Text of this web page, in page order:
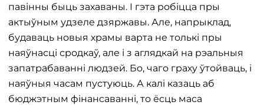
павінны быць захаваны. І гэта робіцца пры
актыўным удзеле дзяржавы. Але, напрыклад,
будаваць новыя храмы варта не толькі пры
наяўнасці сродкаў, але і з аглядкай на рэальныя
запатрабаванні людзей. Бо, чаго граху ўтойваць, і
наяўныя часам пустуюць. А калі казаць аб
бюджэтным фінансаванні, то ёсць маса